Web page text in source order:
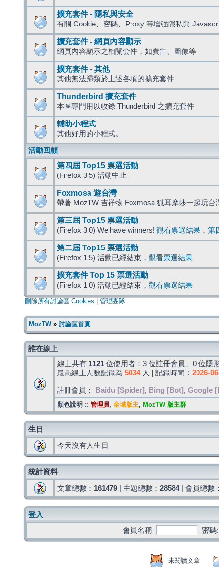
擴充套件 - 隱私與安全
有關 Cookie、密碼、Proxy 等增強隱私與
擴充套件 - 網頁內容顯示
網頁內容顯示之相關套件，如廣告、圖像等
擴充套件 - 其他
其他無法歸類於上述各項的擴充套件
Thunderbird 擴充套件
本區專門用以收錄 Thunderbird 之擴充套件
輔助小程式
其他好用的小程式。
活動回顧
第四屆 Top15 票選活動
(Firefox 3.5) 活動中止
Foxmosa 遊台灣
帶著 MozTW 吉祥物 Foxmosa 狐耳摩莎一起玩台
第三屆 Top15 票選活動
(Firefox 3.0) We have winners! 觀看票選結果 ， 第
第二屆 Top15 票選活動
(Firefox 1.5) 活動已經結束， 觀看票選結果
擴充套件 Top 15 票選活動
(Firefox 1.0) 活動已經結束， 觀看票選結果
刪除所有討論區 Cookies 管理團隊
MozTW» 討論區首頁
誰在線上
線上共有 1121 位使用者：3 位註冊會員、0 位隱
最高線上人數記錄為 5034人 [ 記錄時間： 2026-
註冊會員： Baidu [Spider] , Bing [Bot] , Google
顏色說明 :: 管理員, 全域版主, MozTW 版主群
生日
今天沒有人生日
統計資料
文章總數： 161479 | 主題總數： 28584| 會員總數
登入
會員名稱:
密碼:
未閱讀文章